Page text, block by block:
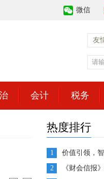
微信
友
会计 税务
热度排行
1
价值引领，
系建设的思考与展
2
《财会信报